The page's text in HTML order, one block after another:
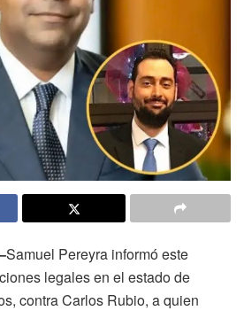
Samuel Pereyra informó este
legales en el estado de
contra Carlos Rubio, a quien